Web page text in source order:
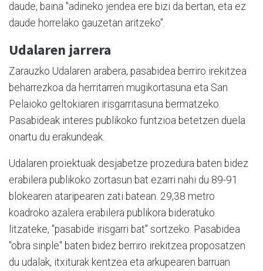
daude, baina "adineko jendea ere bizi da bertan, eta ez
daude horrelako gauzetan aritzeko".
Udalaren jarrera
Zarauzko Udalaren arabera, pasabidea berriro irekitzea
beharrezkoa da herritarren mugikortasuna eta San
Pelaioko geltokiaren irisgarritasuna bermatzeko.
Pasabideak interes publikoko funtzioa betetzen duela
onartu du erakundeak.
Udalaren proiektuak desjabetze prozedura baten bidez
erabilera publikoko zortasun bat ezarri nahi du 89-91
blokearen ataripearen zati batean. 29,38 metro
koadroko azalera erabilera publikora bideratuko
litzateke, "pasabide irisgarri bat" sortzeko. Pasabidea
"obra sinple" baten bidez berriro irekitzea proposatzen
du udalak, itxiturak kentzea eta arkupearen barruan